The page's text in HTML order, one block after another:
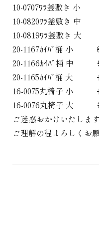
10-0707ﾜﾗ釜敷き
10-0820ﾜﾗ釜敷き
10-0819ﾜﾗ釜敷き
20-1167ｶｲﾊﾞ桶 小
20-1166ｶｲﾊﾞ桶 中
20-1165ｶｲﾊﾞ桶 大
16-0075丸椅子 小
16-0076丸椅子 大
ご迷惑おかけいたしま
ご理解の程よろしくお